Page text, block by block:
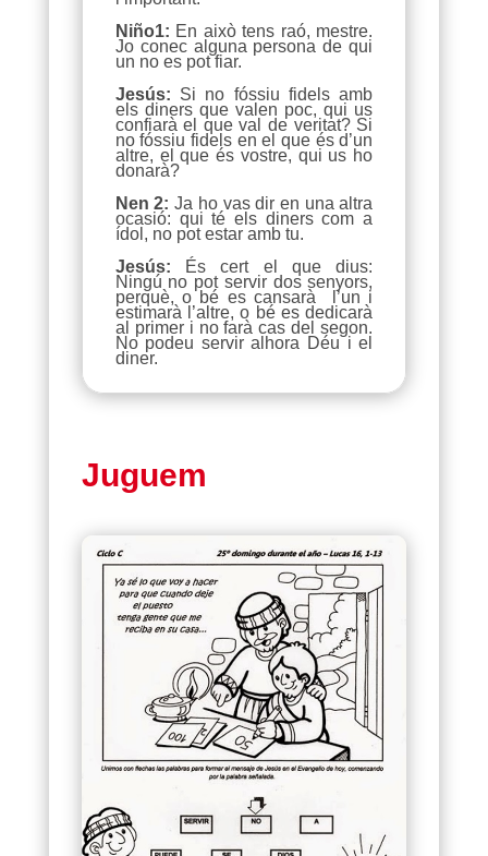
Niño1: En això tens raó, mestre.
Jo conec alguna persona de qui
un no es pot fiar.
Jesús: Si no fóssiu fidels amb
els diners que valen poc, qui us
confiarà el que val de veritat? Si
no fóssiu fidels en el que és d’un
altre, el que és vostre, qui us ho
donarà?
Nen 2: Ja ho vas dir en una altra
ocasió: qui té els diners com a
ídol, no pot estar amb tu.
Jesús: És cert el que dius:
Ningú no pot servir dos senyors,
perquè, o bé es cansarà l’un i
estimarà l’altre, o bé es dedicarà
al primer i no farà cas del segon.
No podeu servir alhora Déu i el
diner.
Juguem